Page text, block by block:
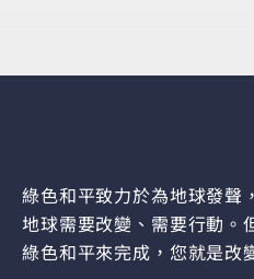
綠色和平致力於為地球發聲
地球需要改變、需要行動。
綠色和平來完成，您就是改